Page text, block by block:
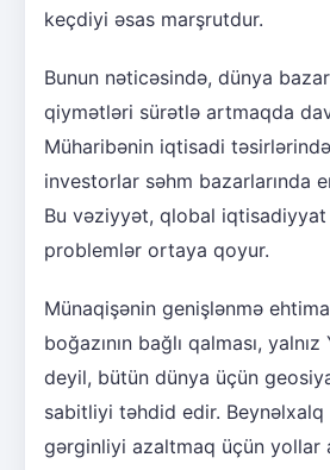
keçdiyi əsas marşrutdur.
Bunun nəticəsində, dünya
qiymətləri sürətlə artmaqda
Müharibənin iqtisadi
investorlar səhm bazarlarında
Bu vəziyyət, qlobal iqtisadiyyat
problemlər ortaya qoyur.
Münaqişənin genişlənmə
boğazının bağlı qalması,
deyil, bütün dünya üçün
sabitliyi təhdid edir.
gərginliyi azaltmaq üçün yollar